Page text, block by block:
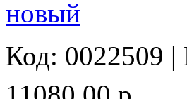
новый
Код: 0022509 |